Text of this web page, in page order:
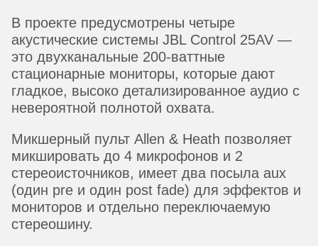
В проекте предусмотрены четыре
акустические системы JBL Control 25AV —
это двухканальные 200-ваттные
стационарные мониторы, которые дают
гладкое, высоко детализированное аудио с
невероятной полнотой охвата.
Микшерный пульт Allen & Heath позволяет
микшировать до 4 микрофонов и 2
стереоисточников, имеет два посыла aux
(один pre и один post fade) для эффектов и
мониторов и отдельно переключаемую
стереошину.